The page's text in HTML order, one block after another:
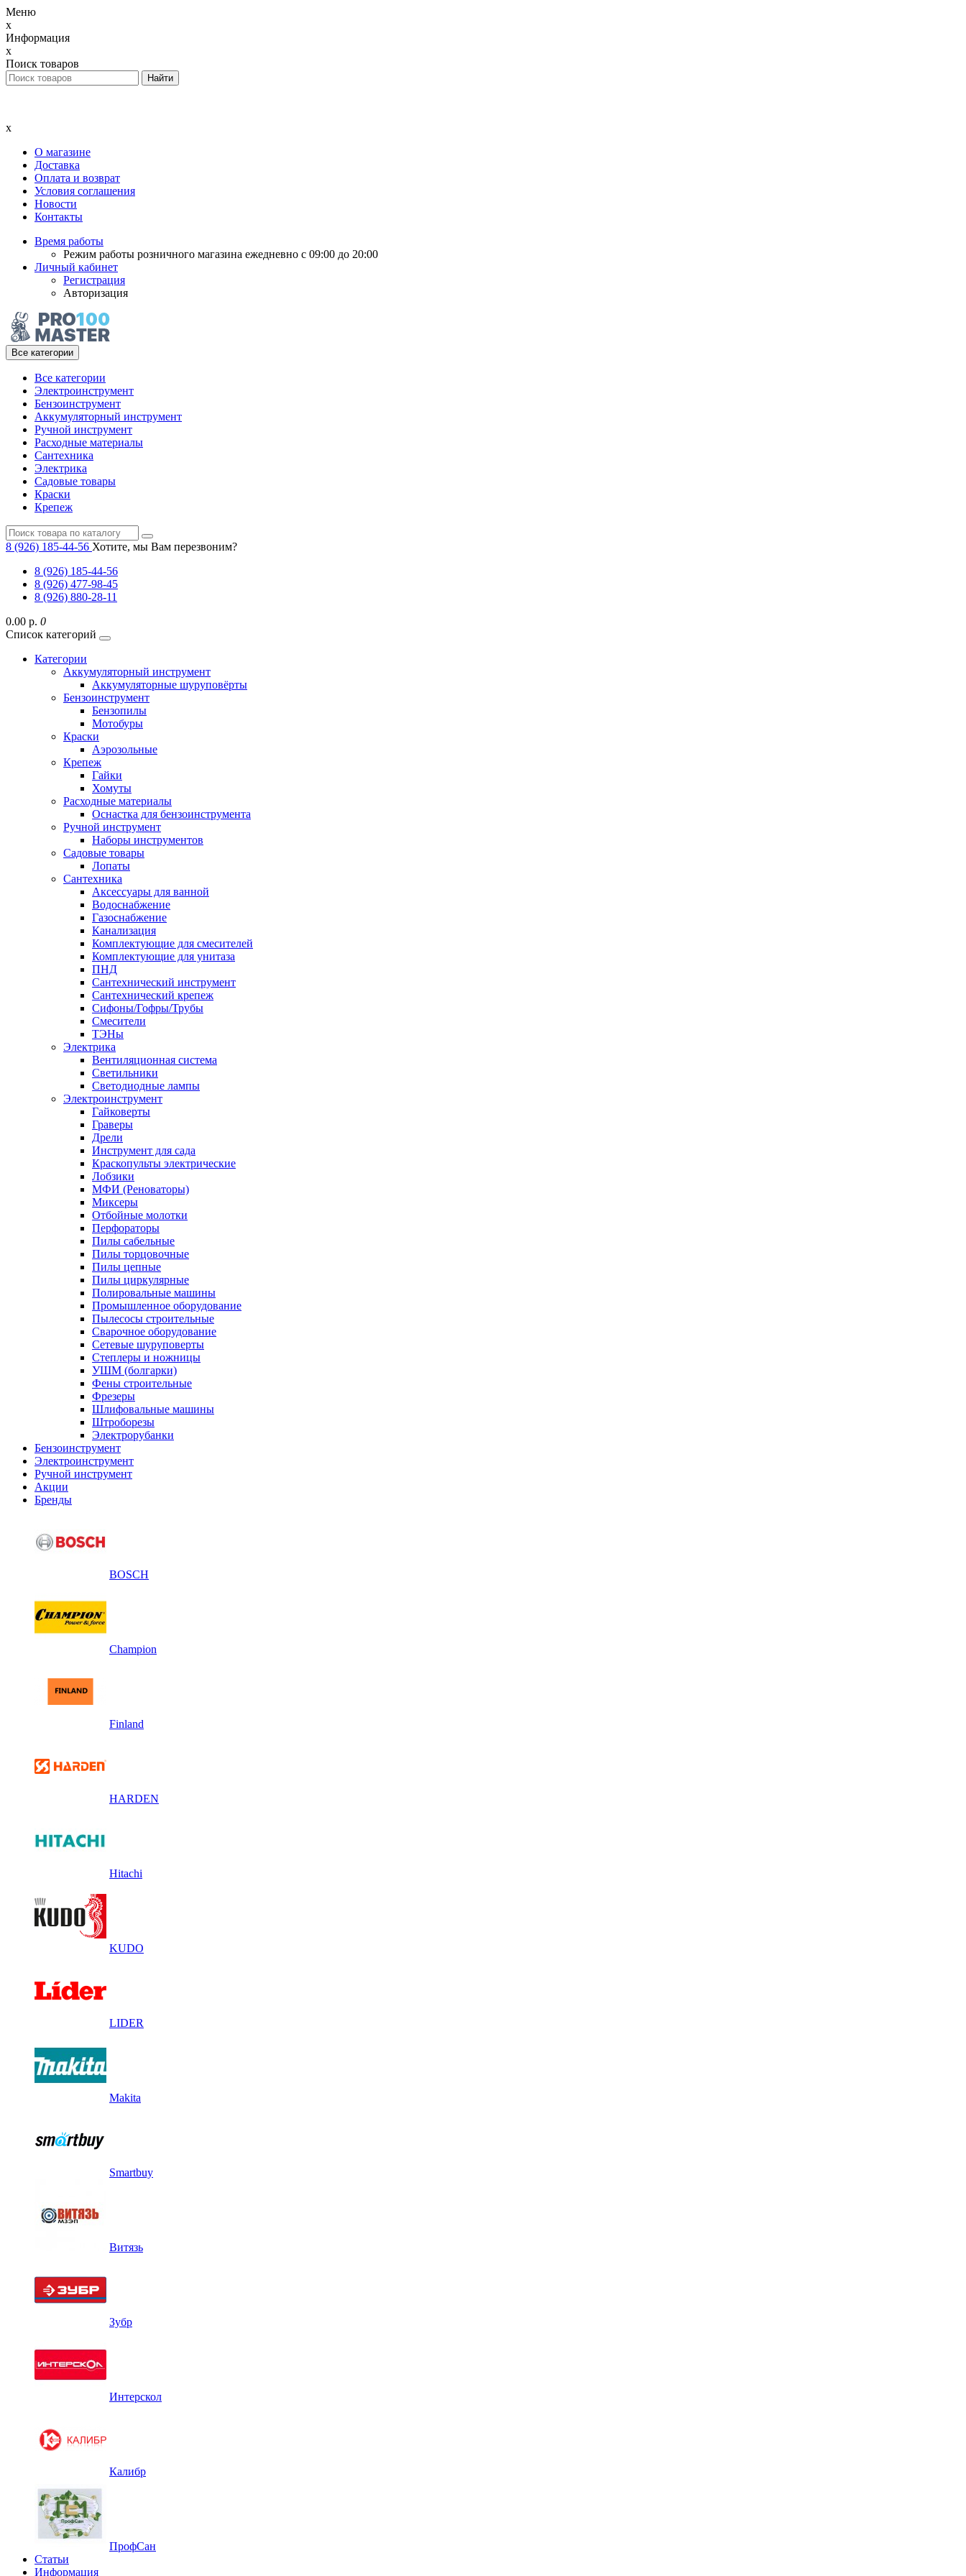
Меню
x
Информация
x
Поиск товаров
x
О магазине
Доставка
Оплата и возврат
Условия соглашения
Новости
Контакты
Время работы
Режим работы розничного магазина ежедневно с 09:00 до 20:00
Личный кабинет
Регистрация
Авторизация
Все категории
Все категории
Электроинструмент
Бензоинструмент
Аккумуляторный инструмент
Ручной инструмент
Расходные материалы
Сантехника
Электрика
Садовые товары
Краски
Крепеж
8 (926) 185-44-56 Хотите, мы Вам перезвоним?
8 (926) 185-44-56
8 (926) 477-98-45
8 (926) 880-28-11
0.00 р. 0
Список категорий
Категории
Аккумуляторный инструмент
Аккумуляторные шуруповёрты
Бензоинструмент
Бензопилы
Мотобуры
Краски
Аэрозольные
Крепеж
Гайки
Хомуты
Расходные материалы
Оснастка для бензоинструмента
Ручной инструмент
Наборы инструментов
Садовые товары
Лопаты
Сантехника
Аксессуары для ванной
Водоснабжение
Газоснабжение
Канализация
Комплектующие для смесителей
Комплектующие для унитаза
ПНД
Сантехнический инструмент
Сантехнический крепеж
Сифоны/Гофры/Трубы
Смесители
ТЭНы
Электрика
Вентиляционная система
Светильники
Светодиодные лампы
Электроинструмент
Гайковерты
Граверы
Дрели
Инструмент для сада
Краскопульты электрические
Лобзики
МФИ (Реноваторы)
Миксеры
Отбойные молотки
Перфораторы
Пилы сабельные
Пилы торцовочные
Пилы цепные
Пилы циркулярные
Полировальные машины
Промышленное оборудование
Пылесосы строительные
Сварочное оборудование
Сетевые шуруповерты
Степлеры и ножницы
УШМ (болгарки)
Фены строительные
Фрезеры
Шлифовальные машины
Штроборезы
Электрорубанки
Бензоинструмент
Электроинструмент
Ручной инструмент
Акции
Бренды
BOSCH
Champion
Finland
HARDEN
Hitachi
KUDO
LIDER
Makita
Smartbuy
Витязь
Зубр
Интерскол
Калибр
ПрофСан
Статьи
Информация